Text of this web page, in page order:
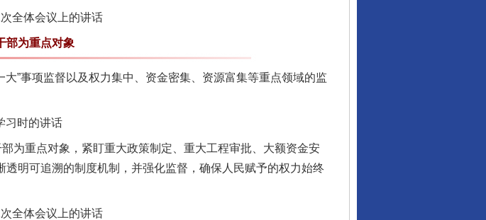
全体会议上的讲话
为重点对象
”事项监督以及权力集中、资金密集、资源富集等重点领域的监
时的讲话
重点对象，紧盯重大政策制定、重大工程审批、大额资金安
明可追溯的制度机制，并强化监督，确保人民赋予的权力始终
全体会议上的讲话
标准开始实施 从数据变化看反腐深化